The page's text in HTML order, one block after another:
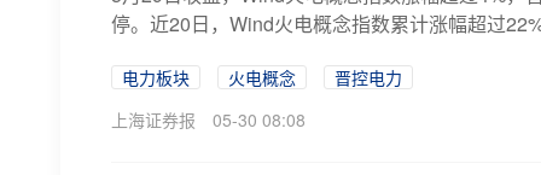
停。近20日，Wind火电概念指数累计涨幅超过
电力板块 火电概念
晋控电力
上海证券报
05-30 08:08